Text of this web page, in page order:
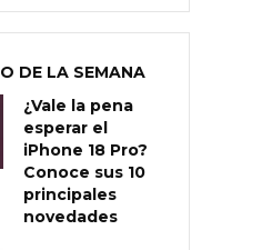
DE LA SEMANA
¿Vale la pena
esperar el
iPhone 18 Pro?
Conoce sus 10
principales
novedades